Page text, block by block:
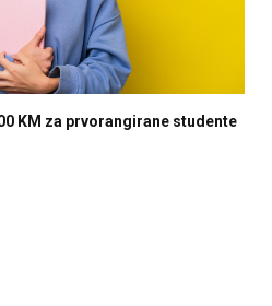
KM za prvorangirane studente